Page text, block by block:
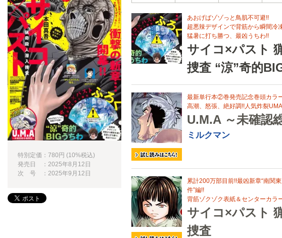
あおげばゾゾっと鳥肌不可避!!
超悪辣デザインで背筋から瞬間冷
猛暑に打ち勝つ、最凶うちわ!!
サイコ×パスト
捜査 “涼”奇的
最新単行本②巻発売記念巻頭カラ
高潮、怒張、絶好調!!人気炸裂
U.M.A ～未確認
ミルクマン
累計200万部目前!!最凶新章“南関
件”編!!
背筋ゾクゾク表紙＆センターカラ
サイコ×パスト
捜査
特別定価：780円 (10%税込)
発売日 ：2025年8月12日
次 号 ：2025年9月12日